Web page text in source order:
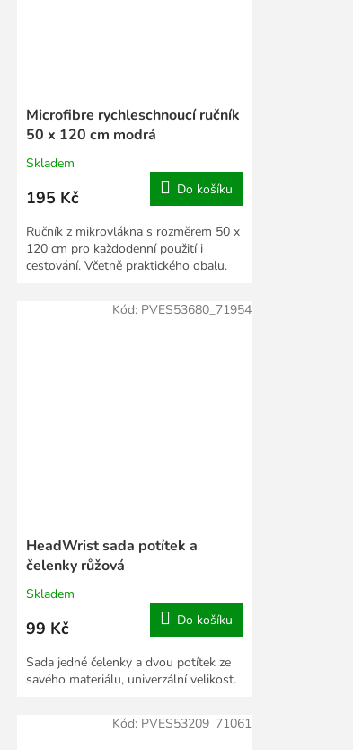
Microfibre rychleschnoucí ručník
50 x 120 cm modrá
Skladem
195 Kč Do košíku
Ručník z mikrovlákna s rozměrem 50 x
120 cm pro každodenní použití i
cestování. Včetně praktického obalu.
HeadWrist sada potítek a
čelenky růžová
Skladem
99 Kč Do košíku
Sada jedné čelenky a dvou potítek ze
savého materiálu, univerzální velikost.
Kód: PVES53680_71954
Kód: PVES53209_71061